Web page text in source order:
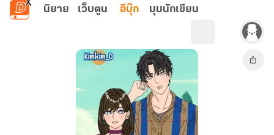
ข้ามไปยังเนื้อหาหลัก
นิยาย เว็บตูน อีบุ๊ก มุมนักเขียน